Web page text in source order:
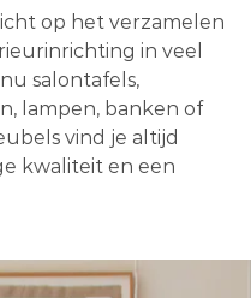
op het verzamelen
in veel
salontafels,
lampen, banken of
vind je altijd
kwaliteit en een